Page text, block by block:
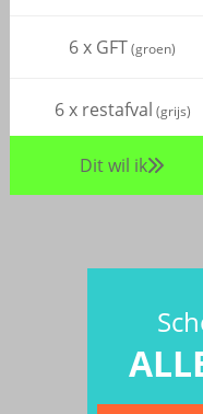
6 x GFT(groen)
6 x restafval (grijs)
Dit wil ik